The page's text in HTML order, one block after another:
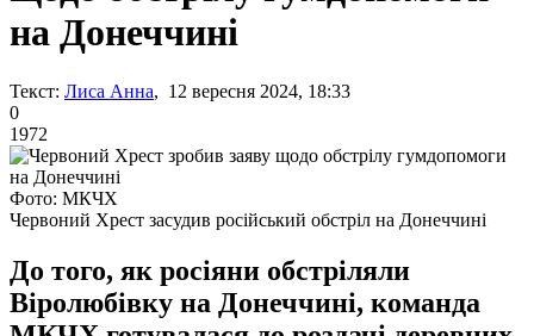
на Донеччині
Текст: Лиса Анна, 12 вересня 2024, 18:33
0
1972
Фото: МКЧХ
Червоний Хрест засудив російський обстріл на Донеччині
До того, як росіяни обстріляли
Віролюбівку на Донеччині, команда